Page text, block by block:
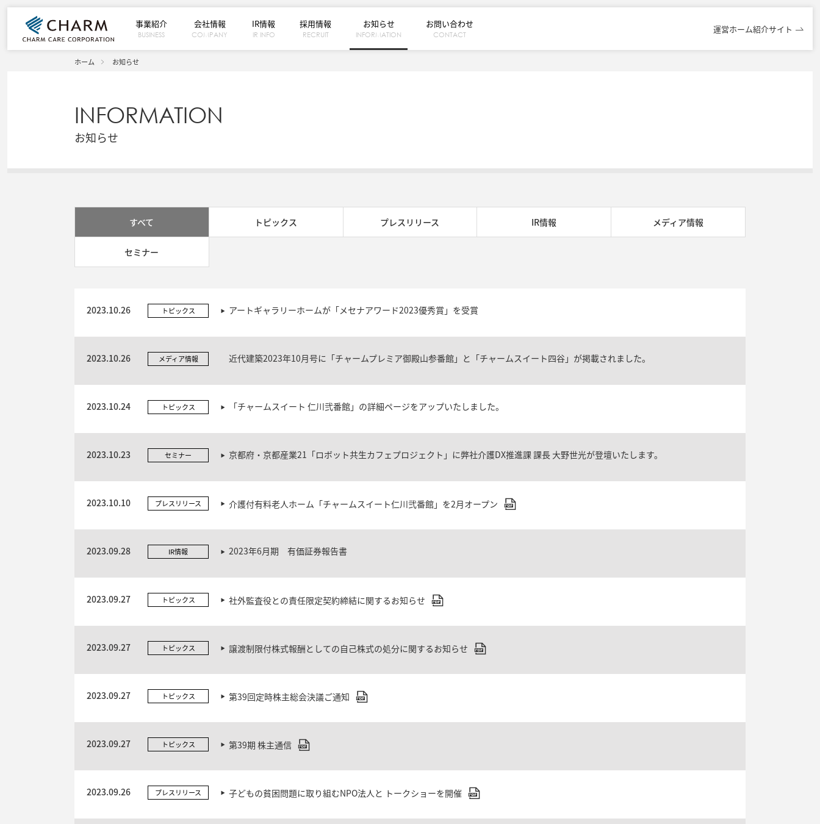
事業紹介
BUSINESS
会社情報
COMPANY
IR情報
IR INFO
採用情報
RECRUIT
お知らせ
INFORMATION
お問い合わせ
CONTACT
運営ホーム紹介サイト
ホーム お知らせ
INFORMATION
お知らせ
すべて トピックス プレスリリース IR情報 メディア情報
セミナー
2023.10.26 トピックス アートギャラリーホームが「メセナアワード2023優秀賞」を受賞
2023.10.26 メディア情報 近代建築2023年10月号に「チャームプレミア御殿山参番館」と「チャームスイート四谷」が掲載されました。
2023.10.24 トピックス 「チャームスイート 仁川弐番館」の詳細ページをアップいたしました。
2023.10.23 セミナー 京都府・京都産業21「ロボット共生カフェプロジェクト」に弊社介護DX推進課 課長 大野世光が登壇いたします。
2023.10.10 プレスリリース 介護付有料老人ホーム「チャームスイート仁川弐番館」を2月オープン
2023.09.28 IR情報 2023年6月期 有価証券報告書
2023.09.27 トピックス 社外監査役との責任限定契約締結に関するお知らせ
2023.09.27 トピックス 譲渡制限付株式報酬としての自己株式の処分に関するお知らせ
2023.09.27 トピックス 第39回定時株主総会決議ご通知
2023.09.27 トピックス 第39期 株主通信
2023.09.26 プレスリリース 子どもの貧困問題に取り組むNPO法人と トークショーを開催